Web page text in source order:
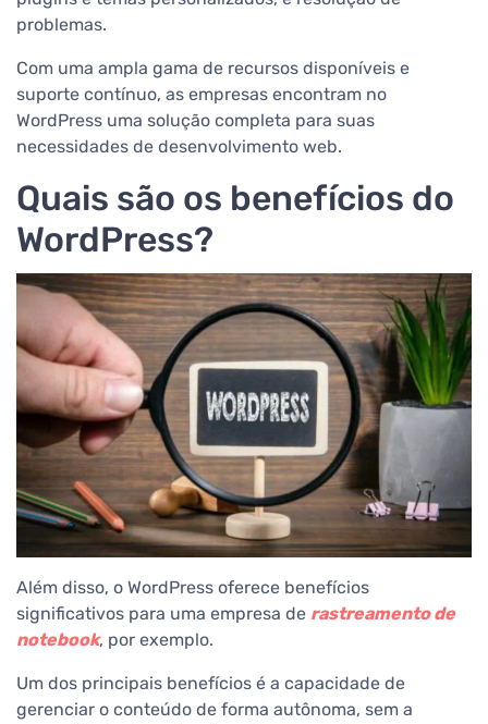
problemas.
Com uma ampla gama de recursos disponíveis e
suporte contínuo, as empresas encontram no
WordPress uma solução completa para suas
necessidades de desenvolvimento web.
Quais são os benefícios do
WordPress?
Além disso, o WordPress oferece benefícios
significativos para uma empresa de rastreamento de
notebook, por exemplo.
Um dos principais benefícios é a capacidade de
gerenciar o conteúdo de forma autônoma, sem a